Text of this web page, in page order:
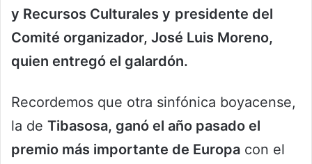
y Recursos Culturales y presidente del
Comité organizador, José Luis Moreno,
quien entregó el galardón.
Recordemos que otra sinfónica boyacense,
la de Tibasosa, ganó el año pasado el
premio más importante de Europa con el